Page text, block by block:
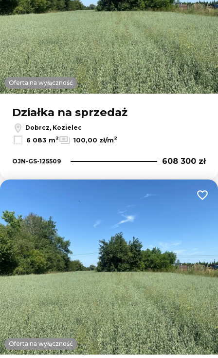
Oferta na wyłączność
Działka na sprzedaż
Dobrcz, Kozielec
6 083 m2 100,00 zł/m2
OJN-GS-125509 608 300 zł
Oferta na wyłączność